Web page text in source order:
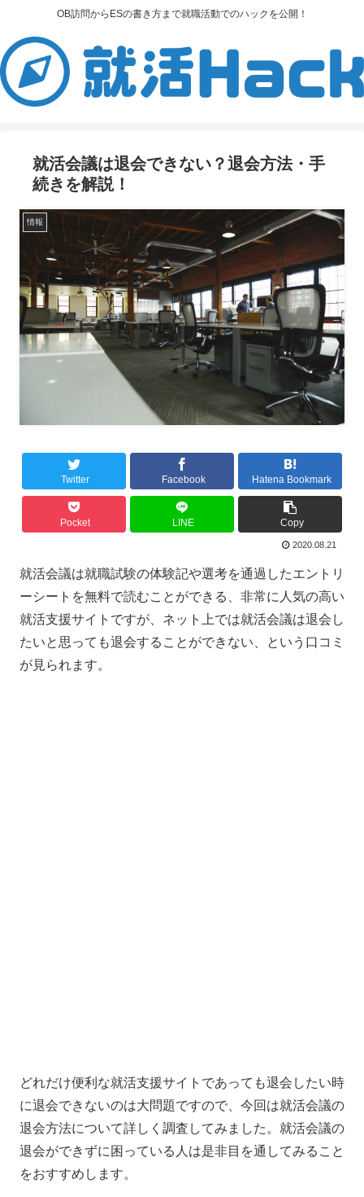
OB訪問からESの書き方まで就職活動でのハックを公開！
就活会議は退会できない？退会方法・手
続きを解説！
情報
Twitter Facebook Hatena Bookmark
Pocket LINE Copy
2020.08.21
就活会議は就職試験の体験記や選考を通過したエントリ
ーシートを無料で読むことができる、非常に人気の高い
就活支援サイトですが、ネット上では就活会議は退会し
たいと思っても退会することができない、という口コミ
が見られます。
どれだけ便利な就活支援サイトであっても退会したい時
に退会できないのは大問題ですので、今回は就活会議の
退会方法について詳しく調査してみました。就活会議の
退会ができずに困っている人は是非目を通してみること
をおすすめします。